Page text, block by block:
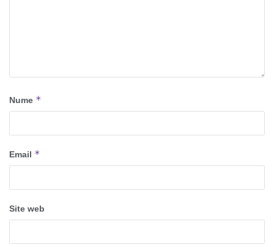
Nume *
Email *
Site web